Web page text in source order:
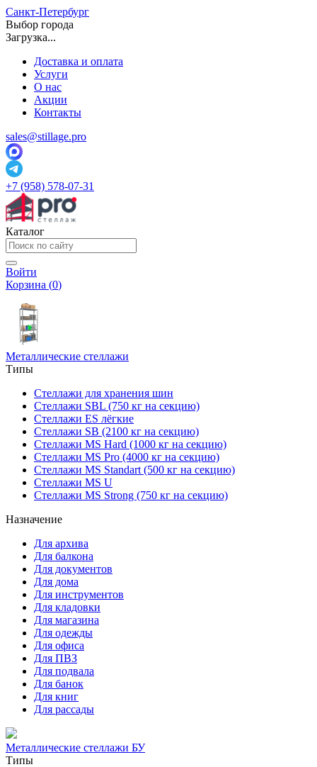
Санкт-Петербург
Выбор города
Загрузка...
Доставка и оплата
Услуги
О нас
Акции
Контакты
sales@stillage.pro
+7 (958) 578-07-31
Каталог
Войти
Корзина (0)
Металлические стеллажи
Типы
Стеллажи для хранения шин
Стеллажи SBL (750 кг на секцию)
Стеллажи ES лёгкие
Стеллажи SB (2100 кг на секцию)
Стеллажи MS Hard (1000 кг на секцию)
Стеллажи MS Pro (4000 кг на секцию)
Стеллажи MS Standart (500 кг на секцию)
Стеллажи MS U
Стеллажи MS Strong (750 кг на секцию)
Назначение
Для архива
Для балкона
Для документов
Для дома
Для инструментов
Для кладовки
Для магазина
Для одежды
Для офиса
Для ПВЗ
Для подвала
Для банок
Для книг
Для рассады
Металлические стеллажи БУ
Типы